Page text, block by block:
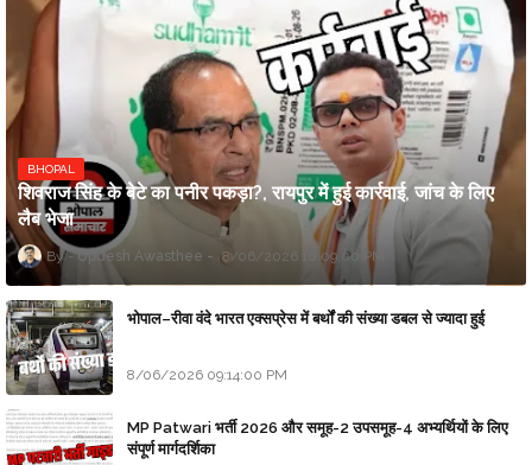
BHOPAL
शिवराज सिंह के बेटे का पनीर पकड़ा?, रायपुर में हुई कार्रवाई, जांच के लिए
लैब भेजा
Updesh Awasthee 8/06/2026 10:09:00 PM
भोपाल–रीवा वंदे भारत एक्सप्रेस में बर्थों की संख्या डबल से ज्यादा हुई
8/06/2026 09:14:00 PM
MP Patwari भर्ती 2026 और समूह-2 उपसमूह-4 अभ्यर्थियों के लिए
संपूर्ण मार्गदर्शिका